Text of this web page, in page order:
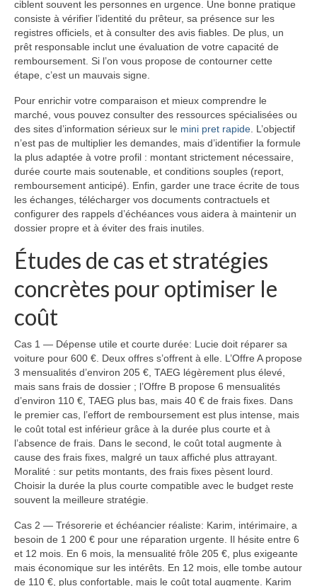
ciblent souvent les personnes en urgence. Une bonne pratique
consiste à vérifier l’identité du prêteur, sa présence sur les
registres officiels, et à consulter des avis fiables. De plus, un
prêt responsable inclut une évaluation de votre capacité de
remboursement. Si l’on vous propose de contourner cette
étape, c’est un mauvais signe.
Pour enrichir votre comparaison et mieux comprendre le
marché, vous pouvez consulter des ressources spécialisées ou
des sites d’information sérieux sur le mini pret rapide. L’objectif
n’est pas de multiplier les demandes, mais d’identifier la formule
la plus adaptée à votre profil : montant strictement nécessaire,
durée courte mais soutenable, et conditions souples (report,
remboursement anticipé). Enfin, garder une trace écrite de tous
les échanges, télécharger vos documents contractuels et
configurer des rappels d’échéances vous aidera à maintenir un
dossier propre et à éviter des frais inutiles.
Études de cas et stratégies
concrètes pour optimiser le
coût
Cas 1 — Dépense utile et courte durée: Lucie doit réparer sa
voiture pour 600 €. Deux offres s’offrent à elle. L’Offre A propose
3 mensualités d’environ 205 €, TAEG légèrement plus élevé,
mais sans frais de dossier ; l’Offre B propose 6 mensualités
d’environ 110 €, TAEG plus bas, mais 40 € de frais fixes. Dans
le premier cas, l’effort de remboursement est plus intense, mais
le coût total est inférieur grâce à la durée plus courte et à
l’absence de frais. Dans le second, le coût total augmente à
cause des frais fixes, malgré un taux affiché plus attrayant.
Moralité : sur petits montants, des frais fixes pèsent lourd.
Choisir la durée la plus courte compatible avec le budget reste
souvent la meilleure stratégie.
Cas 2 — Trésorerie et échéancier réaliste: Karim, intérimaire, a
besoin de 1 200 € pour une réparation urgente. Il hésite entre 6
et 12 mois. En 6 mois, la mensualité frôle 205 €, plus exigeante
mais économique sur les intérêts. En 12 mois, elle tombe autour
de 110 €, plus confortable, mais le coût total augmente. Karim